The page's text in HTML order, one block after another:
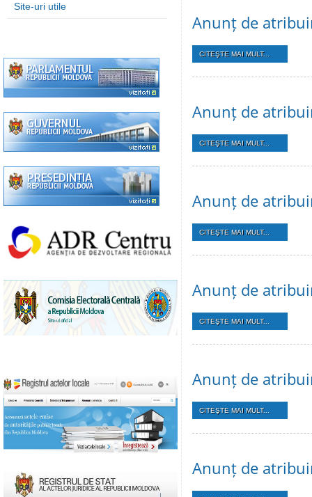
Site-uri utile
Anunț de
CITEŞTE MAI MULT...
Anunț de
CITEŞTE MAI MULT...
Anunț de
CITEŞTE MAI MULT...
Anunț de
CITEŞTE MAI MULT...
Anunț de
CITEŞTE MAI MULT...
Anunț de